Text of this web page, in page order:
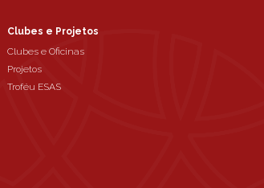
Clubes e Projetos
Clubes e Oficinas
Projetos
Troféu ESAS